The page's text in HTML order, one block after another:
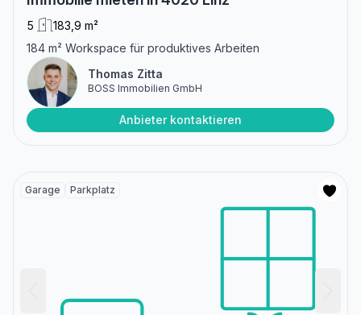
5
183,9 m²
184 m² Workspace für produktives Arbeiten
Thomas Zitta
BOSS Immobilien GmbH
Anbieter kontaktieren
Garage Parkplatz